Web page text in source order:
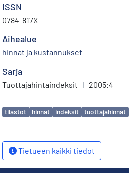
ISSN
0784-817X
Aihealue
hinnat ja kustannukset
Sarja
Tuottajahintaindeksit | 2005:4
Avainsanat
tilastot hinnat indeksit tuottajahinnat
Tietueen kaikki tiedot